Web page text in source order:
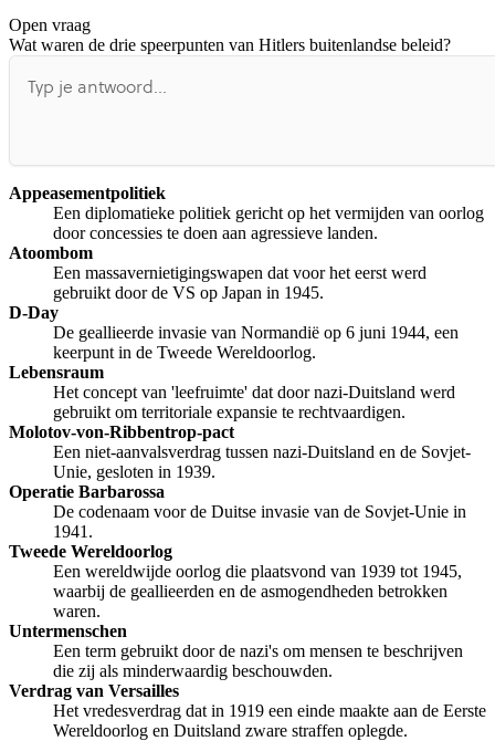
De uitleg gaat te langzaam
Open vraag
Wat waren de drie speerpunten van Hitlers buitenlandse beleid?
Appeasementpolitiek
Een diplomatieke politiek gericht op het vermijden van oorlog
door concessies te doen aan agressieve landen.
Atoombom
Een massavernietigingswapen dat voor het eerst werd
gebruikt door de VS op Japan in 1945.
D-Day
De geallieerde invasie van Normandië op 6 juni 1944, een
keerpunt in de Tweede Wereldoorlog.
Lebensraum
Het concept van 'leefruimte' dat door nazi-Duitsland werd
gebruikt om territoriale expansie te rechtvaardigen.
Molotov-von-Ribbentrop-pact
Een niet-aanvalsverdrag tussen nazi-Duitsland en de Sovjet-
Unie, gesloten in 1939.
Operatie Barbarossa
De codenaam voor de Duitse invasie van de Sovjet-Unie in
1941.
Tweede Wereldoorlog
Een wereldwijde oorlog die plaatsvond van 1939 tot 1945,
waarbij de geallieerden en de asmogendheden betrokken
waren.
Untermenschen
Een term gebruikt door de nazi's om mensen te beschrijven
die zij als minderwaardig beschouwden.
Verdrag van Versailles
Het vredesverdrag dat in 1919 een einde maakte aan de Eerste
Wereldoorlog en Duitsland zware straffen oplegde.